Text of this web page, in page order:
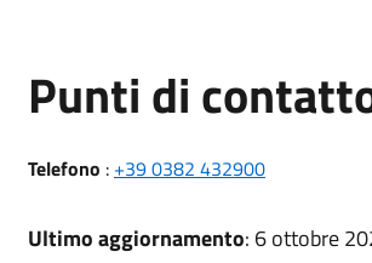
Punti di
Telefono : +39 0382 432900
Ultimo aggiornamento: 6 ottobre